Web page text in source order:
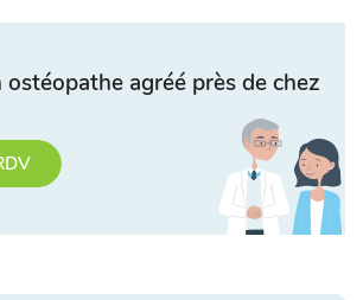
agréé près de chez